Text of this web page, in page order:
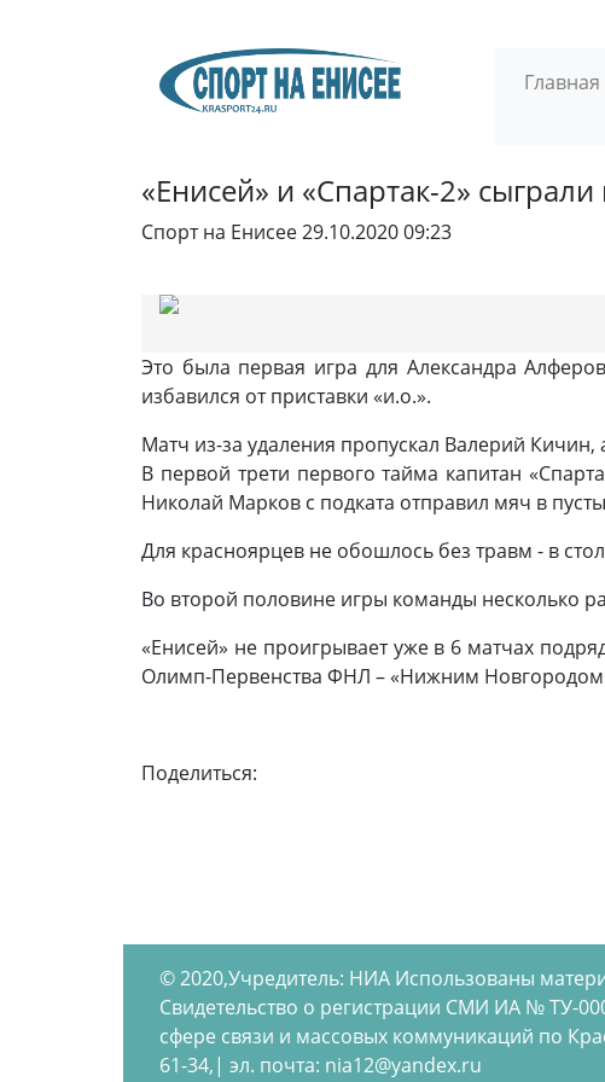
Главная
«Енисей» и «Спартак-2»
Спорт на Енисее29.10.2020 09:23
Это была первая игра для Александра
избавился от приставки «и.о.».
Матч из-за удаления пропускал Валерий
В первой трети первого тайма капитан
Николай Марков с подката отправил мяч в
Для красноярцев не обошлось без травм - в
Во второй половине игры команды несколько
«Енисей» не проигрывает уже в 6 матчах
Олимп-Первенства ФНЛ – «Нижним
Поделиться:
© 2020,Учредитель: НИА Использованы
Свидетельство о регистрации СМИ ИА № ТУ-
сфере связи и массовых коммуникаций по
61-34,| эл. почта: nia12@yandex.ru